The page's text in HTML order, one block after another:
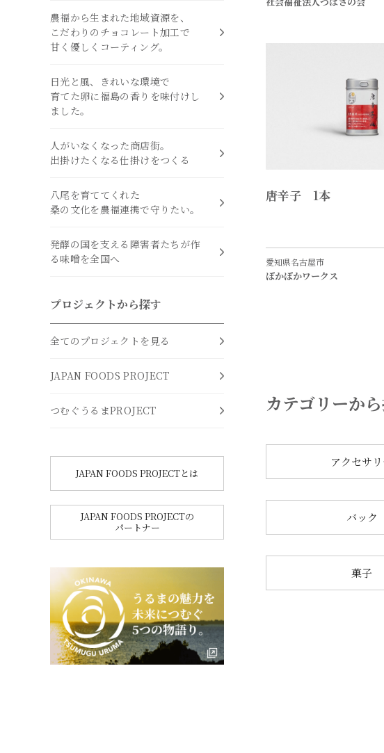
農福から生まれた地域資源を、
こだわりのチョコレート加工で
甘く優しくコーティング。
日光と風、きれいな環境で
育てた卵に福島の香りを味付けし
ました。
人がいなくなった商店街。
出掛けたくなる仕掛けをつくる
八尾を育ててくれた
桑の文化を農福連携で守りたい。
発酵の国を支える障害者たちが作
る味噌を全国へ
プロジェクトから探す
全てのプロジェクトを見る
JAPAN FOODS PROJECT
つむぐうるまPROJECT
JAPAN FOODS PROJECTとは
JAPAN FOODS PROJECTの
パートナー
唐辛子 1本
愛知県名古屋市
ぽかぽかワークス
カテゴリーか
アクセサ
バック
菓子